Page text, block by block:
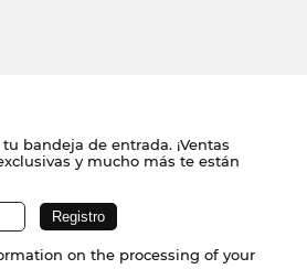
bandeja de entrada. ¡Ventas
y mucho más te están
on the processing of your